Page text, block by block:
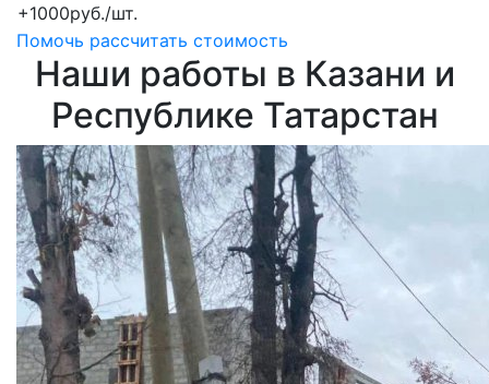
+1000руб./шт.
Помочь рассчитать стоимость
Наши работы в Казани и
Республике Татарстан